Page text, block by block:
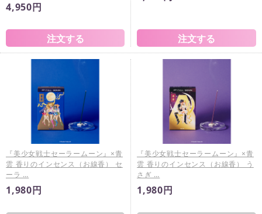
4,950円
『美少女戦士セーラームーン』×青
雲 香りのインセンス（お線香） セ
ーラ …
1,980円
『美少女戦士セーラームーン』×青
雲 香りのインセンス（お線香） う
さぎ …
1,980円